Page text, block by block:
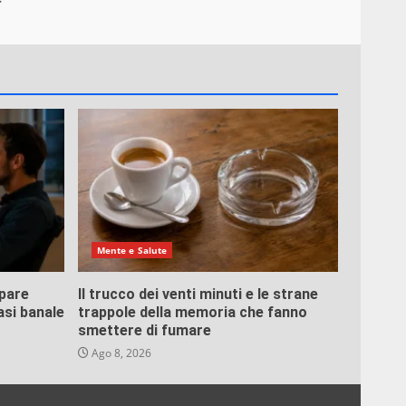
banale
Mente e Salute
Il trucco dei venti minuti e le strane
trappole della memoria che fanno
smettere di fumare
Ago 8, 2026